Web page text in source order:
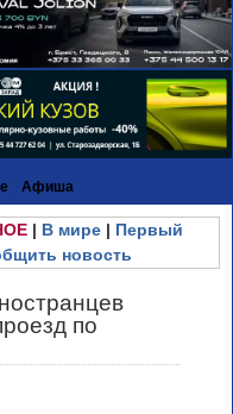
Афиша
| В мире| Первый
новость
по